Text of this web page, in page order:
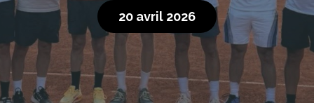
20 avril 2026